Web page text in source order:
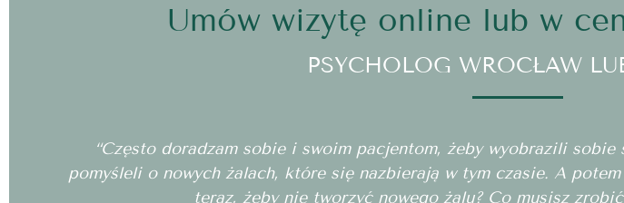
Umów wizytę online lub w
PSYCHOLOG WROCŁAW
“Często doradzam sobie i swoim pacjentom, żeby wyobrazili
pomyśleli o nowych żalach, które się nazbierają w tym czasie. A
teraz, żeby nie tworzyć nowego żalu? Co musisz